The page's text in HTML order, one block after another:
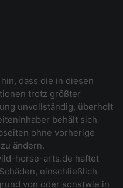
dass die in diesen
trotz größter
unvollständig, überholt
behält sich
ohne vorherige
ändern.
horse-arts.de haftet
einschließlich
von oder sonstwie in